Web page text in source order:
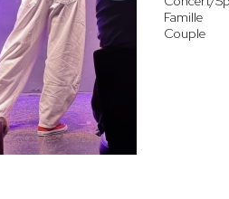
Famille
Couple